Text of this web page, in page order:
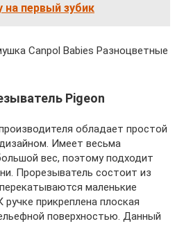
первый зубик
Canpol Babies Разноцветные
Pigeon
обладает простой
Имеет весьма
вес, поэтому подходит
Прорезыватель состоит из
маленькие
прикреплена плоская
поверхностью. Данный